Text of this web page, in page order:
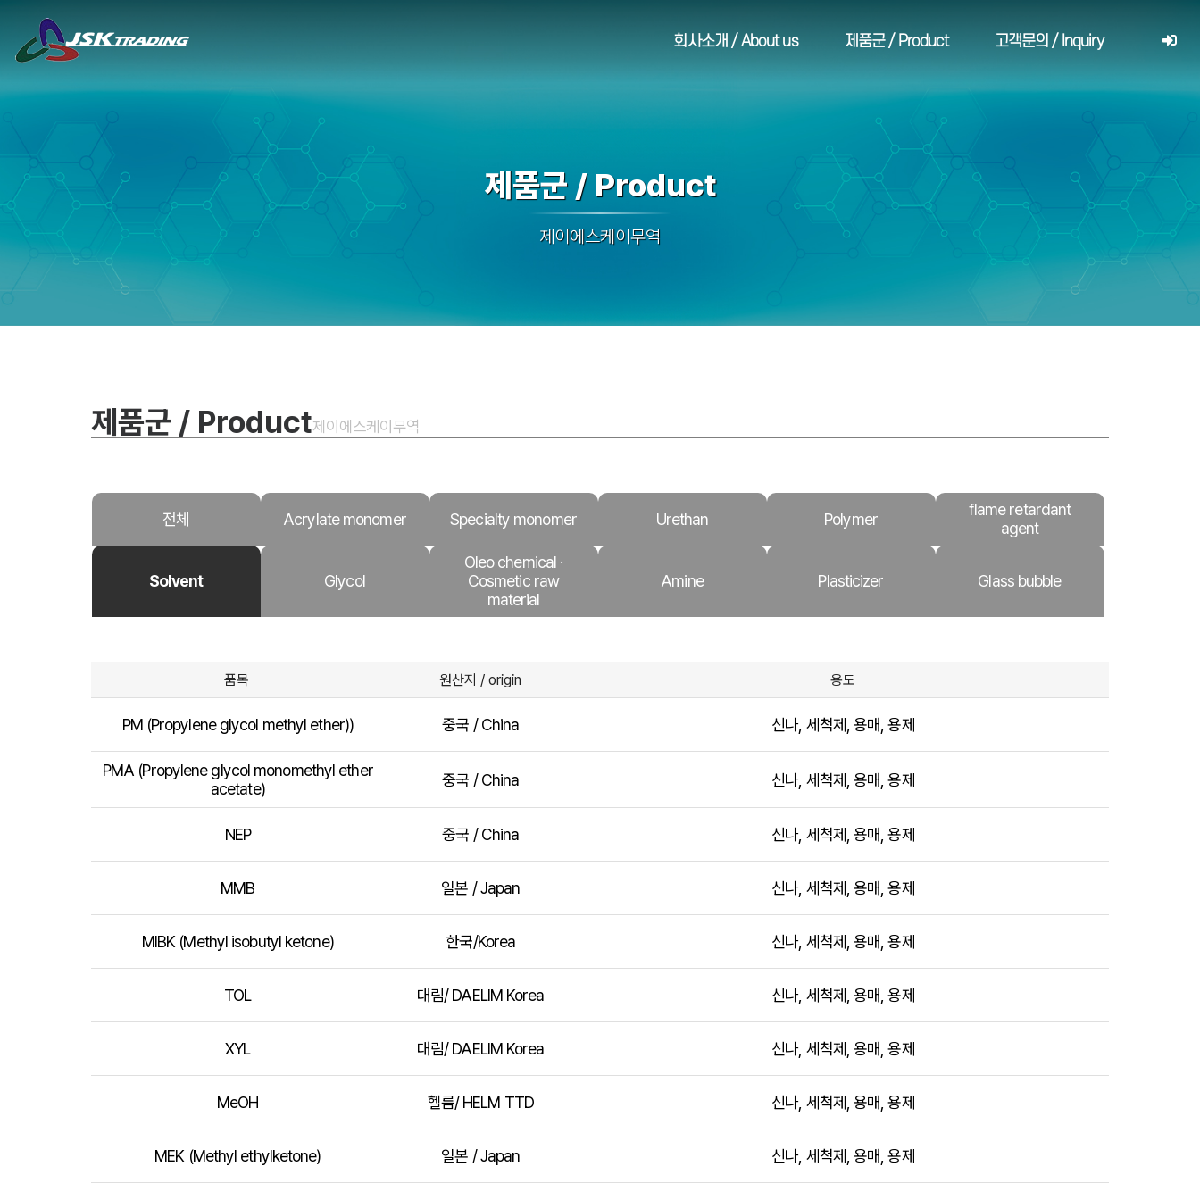
회사소개 / About us 제품군 / Product 고객문의 / Inquiry
제품군 / Product
제이에스케이무역
제품군 / Product제이에스케이무역
전체 Acrylate monomer Specialty monomer Urethan Polymer
flame retardant
agent
Solvent Glycol
Oleo chemical ·
Cosmetic raw
material
Amine Plasticizer Glass bubble
품목 원산지 / origin 용도
PM (Propylene glycol methyl ether)) 중국 / China 신나, 세척제, 용매, 용제
PMA (Propylene glycol monomethyl ether
acetate)
중국 / China 신나, 세척제, 용매, 용제
NEP 중국 / China 신나, 세척제, 용매, 용제
MMB 일본 / Japan 신나, 세척제, 용매, 용제
MIBK (Methyl isobutyl ketone) 한국/Korea 신나, 세척제, 용매, 용제
TOL 대림/ DAELIM Korea 신나, 세척제, 용매, 용제
XYL 대림/ DAELIM Korea 신나, 세척제, 용매, 용제
MeOH 헬름/ HELM TTD 신나, 세척제, 용매, 용제
MEK (Methyl ethylketone) 일본 / Japan 신나, 세척제, 용매, 용제